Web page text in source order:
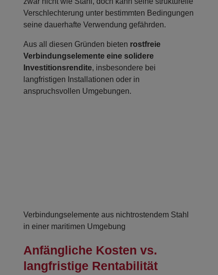
Verschlechterung unter bestimmten Bedingungen
seine dauerhafte Verwendung gefährden.
Aus all diesen Gründen bieten rostfreie
Verbindungselemente eine solidere
Investitionsrendite, insbesondere bei
langfristigen Installationen oder in
anspruchsvollen Umgebungen.
Verbindungselemente aus nichtrostendem Stahl
in einer maritimen Umgebung
Anfängliche Kosten vs.
langfristige Rentabilität